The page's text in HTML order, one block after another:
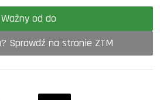
Ważny od do
Sprawdź na stronie ZTM